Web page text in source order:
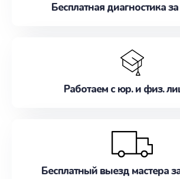
Бесплатная диагностика
Работаем с юр. и физ.
Бесплатный выезд мастера